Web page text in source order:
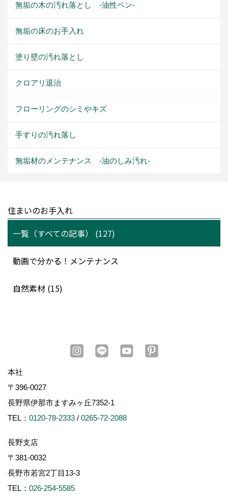
無垢の木の汚れ落とし -油性ペン-
無垢の床のお手入れ
塗り壁の汚れ落とし
クロアリ退治
フローリングのシミやキズ
手すりの汚れ落し
無垢材のメンテナンス -油のしみ汚れ-
住まいのお手入れ
一覧（すべての記事） (127)
動画で分かる！メンテナンス
自然素材 (15)
本社
〒396-0027
長野県伊那市ますみヶ丘7352-1
TEL： 0120-78-2333 / 0265-72-2088
長野支店
〒381-0032
長野市若宮2丁目13-3
TEL： 026-254-5585